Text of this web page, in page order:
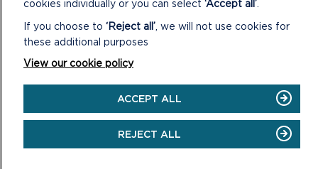
ymholiadau@carewcastle.com.
cookies individually or you can select ‘Accept all’.
If you choose to ‘Reject all’, we will not use cookies for
these additional purposes
View our cookie policy
ACCEPT ALL
REJECT ALL